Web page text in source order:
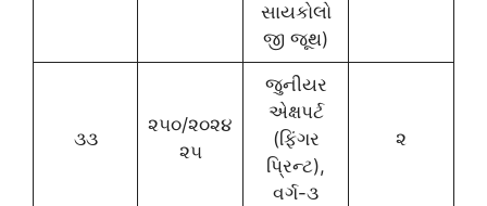
સાયકોલો
જી જૂથ)
૩૩
૨૫૦/૨૦૨૪
૨૫
જુનીયર
એક્ષપર્ટ
(ફિંગર
પ્રિન્ટ),
વર્ગ-૩
૨